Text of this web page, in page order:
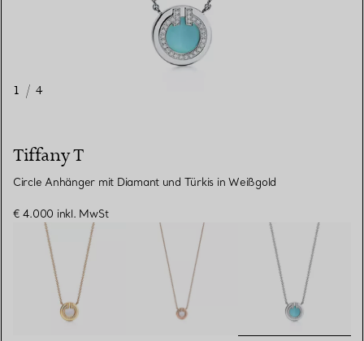
1 / 4
Tiffany T
Circle Anhänger mit Diamant und Türkis in Weißgold
€ 4.000 inkl. MwSt